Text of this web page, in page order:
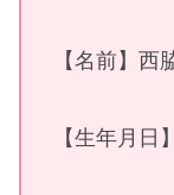
【名前】
【生年月日